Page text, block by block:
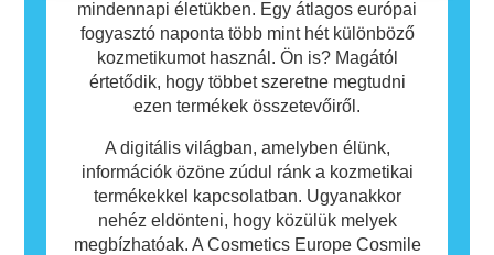
mindennapi életükben. Egy átlagos európai
fogyasztó naponta több mint hét különböző
kozmetikumot használ. Ön is? Magától
értetődik, hogy többet szeretne megtudni
ezen termékek összetevőiről.
A digitális világban, amelyben élünk,
információk özöne zúdul ránk a kozmetikai
termékekkel kapcsolatban. Ugyanakkor
nehéz eldönteni, hogy közülük melyek
megbízhatóak. A Cosmetics Europe Cosmile